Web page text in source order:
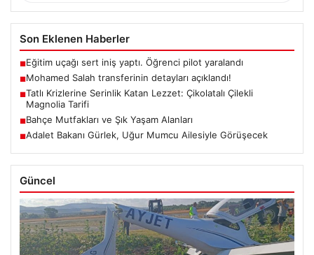
Son Eklenen Haberler
■Eğitim uçağı sert iniş yaptı. Öğrenci pilot yaralandı
■Mohamed Salah transferinin detayları açıklandı!
■Tatlı Krizlerine Serinlik Katan Lezzet: Çikolatalı Çilekli
Magnolia Tarifi
■Bahçe Mutfakları ve Şık Yaşam Alanları
■Adalet Bakanı Gürlek, Uğur Mumcu Ailesiyle Görüşecek
Güncel